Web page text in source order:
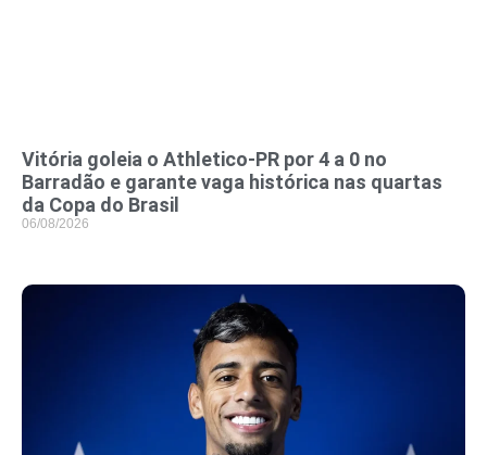
Vitória goleia o Athletico-PR por 4 a 0 no
Barradão e garante vaga histórica nas quartas
da Copa do Brasil
06/08/2026